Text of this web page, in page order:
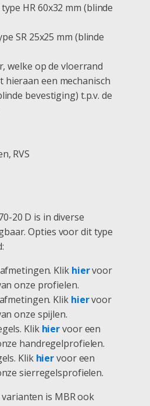
HR 60x32 mm (blinde
SR 25x25 mm (blinde
welke op de vloerrand
een mechanisch
bevestiging) t.p.v. de
RVS
20 D is in diverse
Opties voor dit type
Klik hiervoor
onze profielen.
Klik hiervoor
onze spijlen.
Klik hiervoor een
handregelprofielen.
Klik hiervoor een
sierregelsprofielen.
is MBR ook